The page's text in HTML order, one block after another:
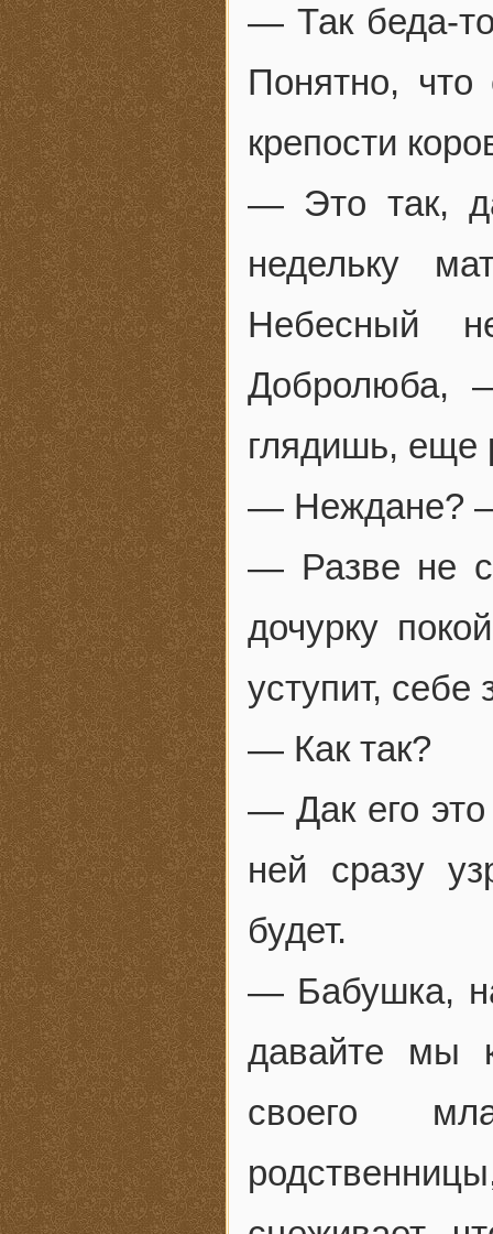
— Так беда-
Понятно, что
крепости
— Это так,
недельку
Небесный
Добролюба,
глядишь, еще
— Неждане?
— Разве не
дочурку
уступит, себе
— Как так?
— Дак его
ней сразу
будет.
— Бабушка,
давайте мы
своего